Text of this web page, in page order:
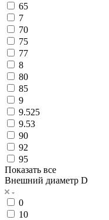
65
7
70
75
77
8
80
85
9
9.525
9.53
90
92
95
Показать все
Внешний диаметр D
0
10